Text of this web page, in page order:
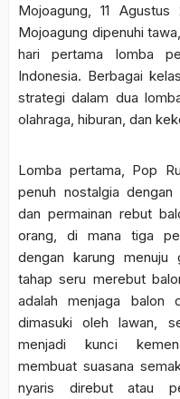
Mojoagung, 11
Mojoagung dipenuhi
hari pertama lomba
Indonesia. Berbagai
strategi dalam dua
olahraga, hiburan, dan
Lomba pertama, Pop
penuh nostalgia
dan permainan rebut
orang, di mana tiga
dengan karung menuju
tahap seru merebut
adalah menjaga balon
dimasuki oleh lawan,
menjadi kunci
membuat suasana
nyaris direbut atau